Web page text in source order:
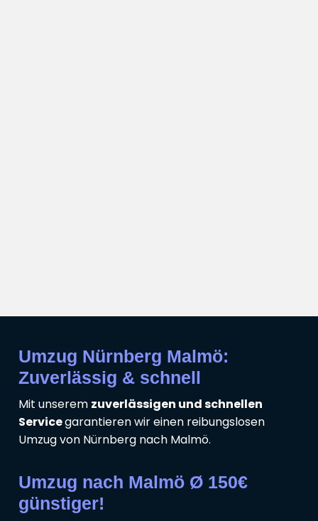
Umzug Nürnberg Malmö:
Zuverlässig & schnell
Mit unserem zuverlässigen und schnellen
Servicegarantieren wir einen reibungslosen
Umzug von Nürnberg nach Malmö.
Umzug nach Malmö Ø 150€
günstiger!